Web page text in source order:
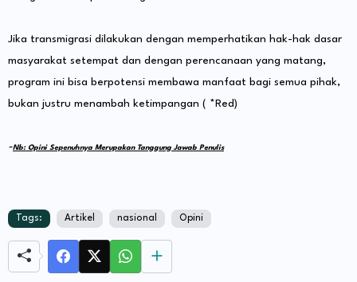
Jika transmigrasi dilakukan dengan memperhatikan hak-hak dasar
masyarakat setempat dan dengan perencanaan yang matang,
program ini bisa berpotensi membawa manfaat bagi semua pihak,
bukan justru menambah ketimpangan ( *Red)
-Nb: Opini Sepenuhnya Merupakan Tanggung Jawab Penulis
Tags: Artikel nasional Opini